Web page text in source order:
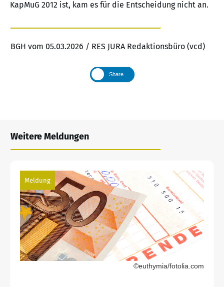
KapMuG 2012 ist, kam es für die Entscheidung nicht an.
BGH vom 05.03.2026 / RES JURA Redaktionsbüro (vcd)
Share
Weitere Meldungen
Meldung
©euthymia/fotolia.com